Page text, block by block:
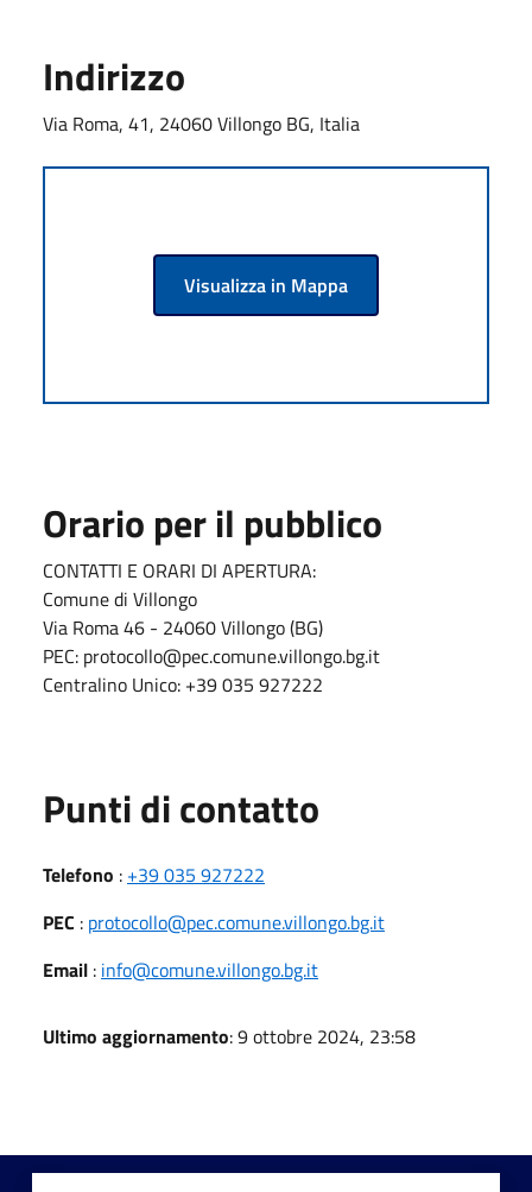
Indirizzo
Via Roma, 41, 24060 Villongo BG, Italia
Visualizza in Mappa
Orario per il pubblico
CONTATTI E ORARI DI APERTURA:
Comune di Villongo
Via Roma 46 - 24060 Villongo (BG)
PEC: protocollo@pec.comune.villongo.bg.it
Centralino Unico: +39 035 927222
Punti di contatto
Telefono : +39 035 927222
PEC : protocollo@pec.comune.villongo.bg.it
Email : info@comune.villongo.bg.it
Ultimo aggiornamento: 9 ottobre 2024, 23:58